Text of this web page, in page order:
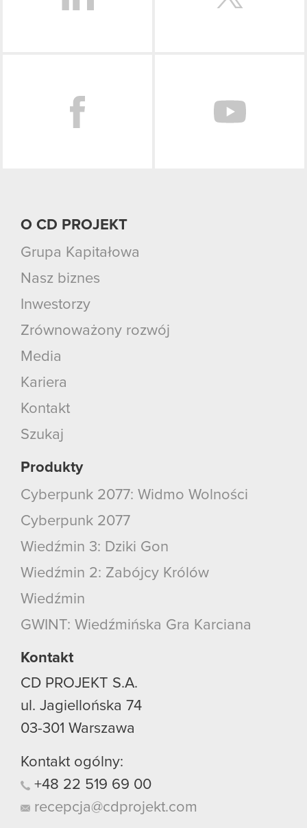
O CD PROJEKT
Grupa Kapitałowa
Nasz biznes
Inwestorzy
Zrównoważony rozwój
Media
Kariera
Kontakt
Szukaj
Produkty
Cyberpunk 2077: Widmo Wolności
Cyberpunk 2077
Wiedźmin 3: Dziki Gon
Wiedźmin 2: Zabójcy Królów
Wiedźmin
GWINT: Wiedźmińska Gra Karciana
Kontakt
CD PROJEKT S.A.
ul. Jagiellońska 74
03-301 Warszawa
Kontakt ogólny:
+48 22 519 69 00
recepcja@cdprojekt.com